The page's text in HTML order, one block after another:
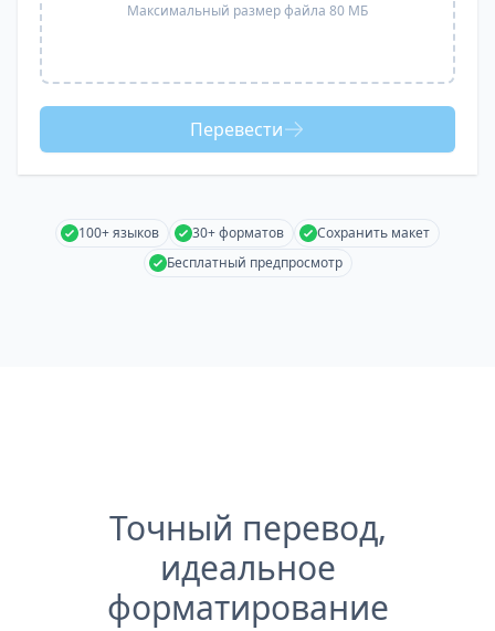
Максимальный размер файла 80 МБ
Перевести
100+ языков 30+ форматов
Сохранить макет
Бесплатный предпросмотр
Точный перевод,
идеальное
форматирование